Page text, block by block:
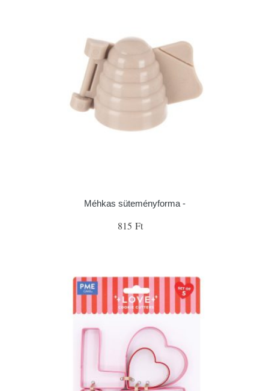
Méhkas süteményforma -
815 Ft